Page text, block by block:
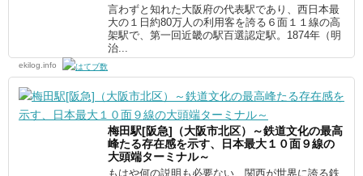
言わずと知れた大阪府の代表駅であり、西日本最
大の１日約80万人の利用客を誇る６面１１線の高
架駅で、第一回近畿の駅百選認定駅。1874年（明
治...
ekilog.info
梅田駅[阪急]（大阪市北区）～鉄道文化の最高
峰たる存在感を示す、日本最大１０面９線の
大頭端ターミナル～
もはや何の説明も必要ない、関西が世界に誇る鉄